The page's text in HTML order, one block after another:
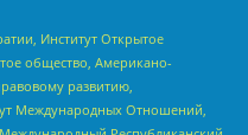
Институт Открытое
общество, Американо-
развитию,
Международных Отношений,